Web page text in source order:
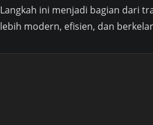
Langkah ini menjadi bagian dari
lebih modern, efisien, dan